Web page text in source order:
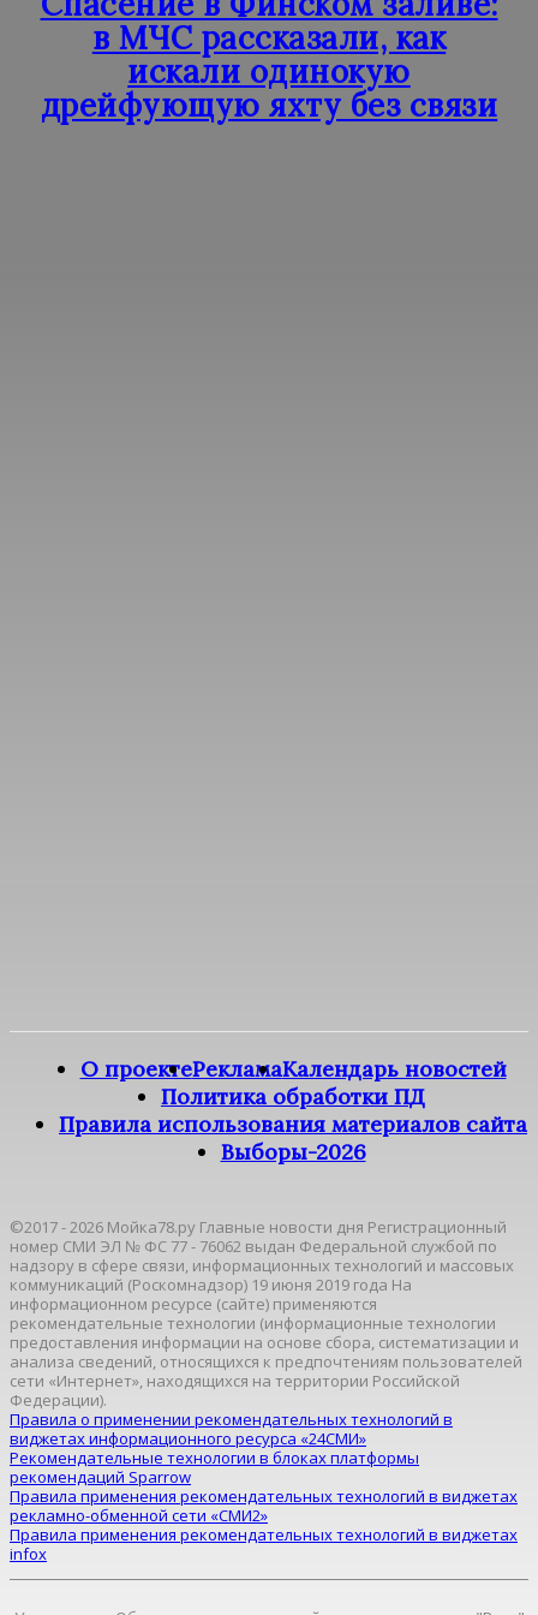
в МЧС рассказали, как
искали одинокую
дрейфующую яхту без связи
О проектеРекламаКалендарь новостей
Политика обработки ПД
Правила использования материалов сайта
Выборы-2026
©2017 - 2026 Мойка78.ру Главные новости дня Регистрационный
номер СМИ ЭЛ № ФС 77 - 76062 выдан Федеральной службой по
надзору в сфере связи, информационных технологий и массовых
коммуникаций (Роскомнадзор) 19 июня 2019 года На
информационном ресурсе (сайте) применяются
рекомендательные технологии (информационные технологии
предоставления информации на основе сбора, систематизации и
анализа сведений, относящихся к предпочтениям пользователей
сети «Интернет», находящихся на территории Российской
Федерации).
Правила о применении рекомендательных технологий в
виджетах информационного ресурса «24СМИ»
Рекомендательные технологии в блоках платформы
рекомендаций Sparrow
Правила применения рекомендательных технологий в виджетах
рекламно-обменной сети «СМИ2»
Правила применения рекомендательных технологий в виджетах
infox